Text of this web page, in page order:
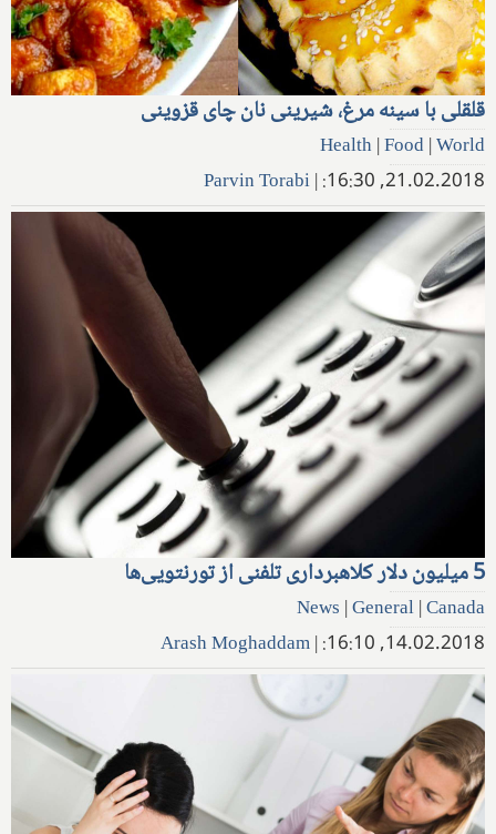
قلقلی با سینه مرغ، شیرینی نان چای قزوینی
Health |Food|World
21.02.2018, 16:30:
|
Parvin Torabi
5 میلیون دلار کلاهبرداری تلفنی از تورنتویی‌ها
News |General|Canada
14.02.2018, 16:10:
|
Arash Moghaddam